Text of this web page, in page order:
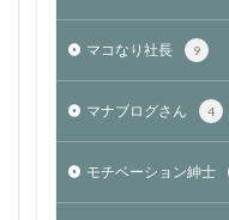
マコなり社長 9
マナブログさん 4
モチベーション紳士